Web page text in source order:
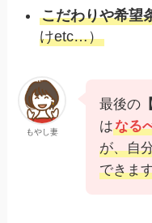
こだわりや希望
けetc…）
もやし妻
最後の
はなる
が、自
できま